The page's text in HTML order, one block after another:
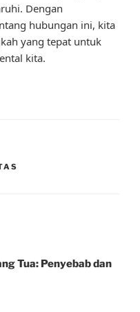
Dengan
hubungan ini, kita
yang tepat untuk
kita.
Tua: Penyebab dan